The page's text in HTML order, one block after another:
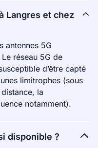
Langres et chez
antennes 5G
réseau 5G de
d’être capté
limitrophes (sous
la
notamment).
disponible ?